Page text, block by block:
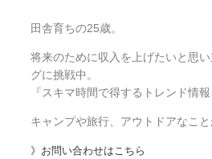
田舎育ちの25歳。
将来のために収入を上げたいと思
グに挑戦中。
『スキマ時間で得するトレンド情
キャンプや旅行、アウトドアなこと
》お問い合わせはこちら